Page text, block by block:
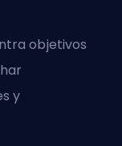
objetivos
y